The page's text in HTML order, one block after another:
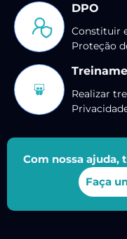
DPO
Constituir
Proteção
Realizar
Com nossa ajuda,
Faça